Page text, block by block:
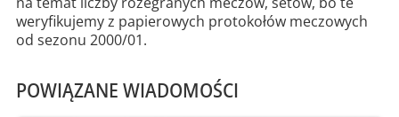
weryfikujemy z papierowych protokołów meczowych
od sezonu 2000/01.
POWIĄZANE WIADOMOŚCI